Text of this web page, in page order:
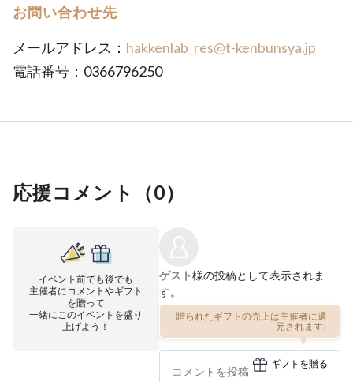
お問い合わせ先
メールアドレス： hakkenlab_res@t-kenbunsya.jp
電話番号：0366796250
応援コメント（0）
イベント前でも後でも
主催者にコメントやギフト
を贈って
一緒にこのイベントを盛り
上げよう！
ゲスト様の投稿として表示されま
す。
贈られたギフトの売上は主催者に還
元されます!
ギフトを贈る